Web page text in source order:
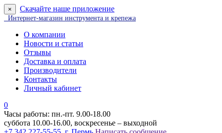
× Скачайте наше приложение
Интернет-магазин инструмента и крепежа
О компании
Новости и статьи
Отзывы
Доставка и оплата
Производители
Контакты
Личный кабинет
0
Часы работы: пн.-пт. 9.00-18.00
суббота 10.00-16.00, воскресенье – выходной